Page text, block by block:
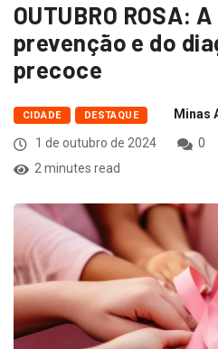
OUTUBRO ROSA:
prevenção e do
precoce
CIDADE DESTAQUE
Minas
1 de outubro de 2024
0
2 minutes read